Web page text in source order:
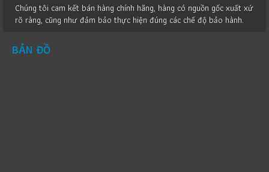
Chúng tôi cam kết bán hàng chính hãng, hàng có nguồn gốc xuất xứ
rõ ràng, cũng như đảm bảo thực hiện đúng các chế độ bảo hành.
BẢN ĐỒ